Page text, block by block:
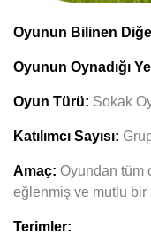
Oyunun Bilinen
Oyunun Oynadığı
Oyun Türü: Sokak
Katılımcı Sayısı:
Amaç: Oyundan tüm
eğlenmiş ve mutlu bir
Terimler: